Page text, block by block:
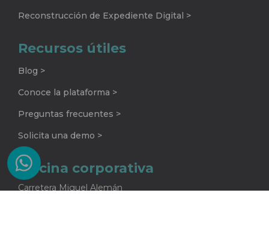
Reconstrucción de Expediente Digital >
Recursos útiles
Blog >
Conoce la plataforma >
Preguntas frecuentes >
Solicita una demo >
Oficina corporativa
Carretera Miguel Alemán